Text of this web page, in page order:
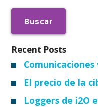
Recent Posts
El precio de la
Loggers de i2O